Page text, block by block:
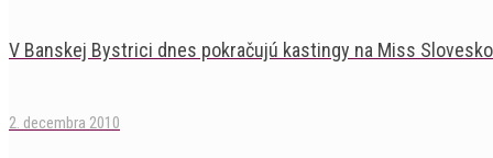
V Banskej Bystrici dnes pokračujú kastingy na Miss
2. decembra 2010